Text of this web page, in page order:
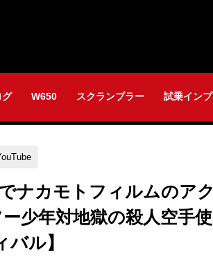
グ W650 スクランブラー 試乗イン
ナカモトフィルムのア
少年対地獄の殺人空手
ル】